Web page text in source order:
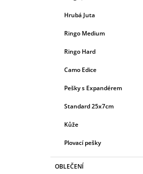
Hrubá Juta
Ringo Medium
Ringo Hard
Camo Edice
Pešky s Expandérem
Standard 25x7cm
Kůže
Plovací pešky
OBLEČENÍ